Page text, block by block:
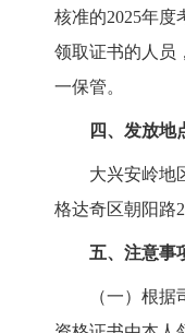
核准的2025年度
领取证书的人员
一保管。
四、发放地
大兴安岭地
格达奇区朝阳路
五、注意事
（一）根